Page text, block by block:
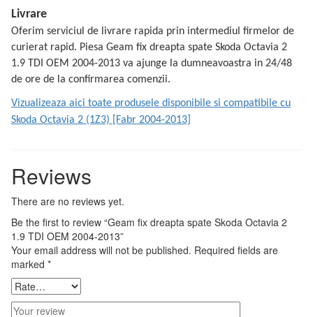
Livrare
Oferim serviciul de livrare rapida prin intermediul firmelor de
curierat rapid. Piesa Geam fix dreapta spate Skoda Octavia 2
1.9 TDI OEM 2004-2013 va ajunge la dumneavoastra in 24/48
de ore de la confirmarea comenzii.
Vizualizeaza aici toate produsele disponibile si compatibile cu
Skoda Octavia 2 (1Z3) [Fabr 2004-2013]
Reviews
There are no reviews yet.
Be the first to review “Geam fix dreapta spate Skoda Octavia 2
1.9 TDI OEM 2004-2013”
Your email address will not be published. Required fields are
marked *